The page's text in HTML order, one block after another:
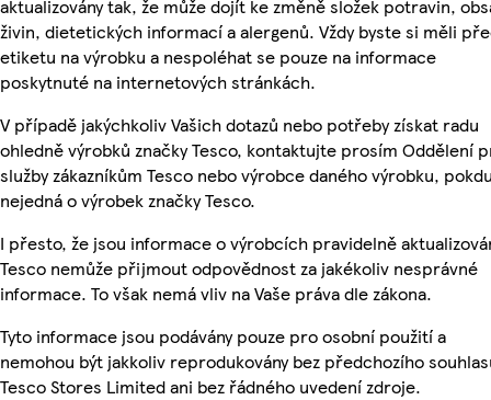
aktualizovány tak, že může dojít ke změně složek potravin,
živin, dietetických informací a alergenů. Vždy byste si měli
etiketu na výrobku a nespoléhat se pouze na informace
poskytnuté na internetových stránkách.
V případě jakýchkoliv Vašich dotazů nebo potřeby získat radu
ohledně výrobků značky Tesco, kontaktujte prosím Oddělení
služby zákazníkům Tesco nebo výrobce daného výrobku,
nejedná o výrobek značky Tesco.
I přesto, že jsou informace o výrobcích pravidelně
Tesco nemůže přijmout odpovědnost za jakékoliv nesprávné
informace. To však nemá vliv na Vaše práva dle zákona.
Tyto informace jsou podávány pouze pro osobní použití a
nemohou být jakkoliv reprodukovány bez předchozího
Tesco Stores Limited ani bez řádného uvedení zdroje.